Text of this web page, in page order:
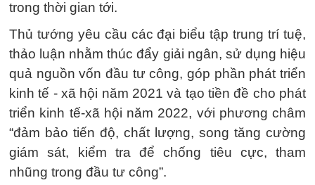
trong thời gian tới.
Thủ tướng yêu cầu các đại biểu tập trung trí tuệ,
thảo luận nhằm thúc đẩy giải ngân, sử dụng hiệu
quả nguồn vốn đầu tư công, góp phần phát triển
kinh tế - xã hội năm 2021 và tạo tiền đề cho phát
triển kinh tế-xã hội năm 2022, với phương châm
“đảm bảo tiến độ, chất lượng, song tăng cường
giám sát, kiểm tra để chống tiêu cực, tham
nhũng trong đầu tư công”.